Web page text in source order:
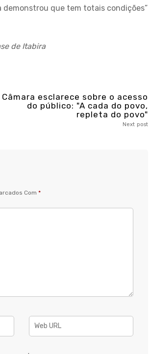
demonstrou que tem totais condições”
de Itabira
Câmara esclarece sobre o acesso
do público: "A cada do povo,
repleta do povo"
Next post
Com *